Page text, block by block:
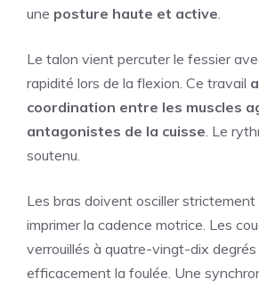
une posture haute et active.
Le talon vient percuter le fessier
rapidité lors de la flexion. Ce travail
coordination entre les muscles
antagonistes de la cuisse. Le
soutenu.
Les bras doivent osciller strictement
imprimer la cadence motrice. Les
verrouillés à quatre-vingt-dix degrés
efficacement la foulée. Une